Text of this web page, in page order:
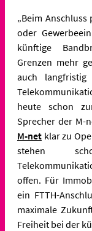
„Beim
oder
künftige
Grenzen mehr
auch
heute schon
Sprecher der M-
M-net klar zu
stehen
offen. Für
ein FTTH-
maximale
Freiheit bei der